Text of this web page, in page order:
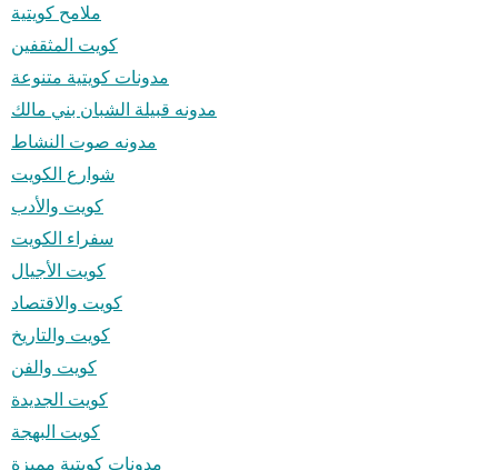
ملامح كويتية
كويت المثقفين
مدونات كويتية متنوعة
مدونه قبيلة الشبان بني مالك
مدونه صوت النشاط
شوارع الكويت
كويت والأدب
سفراء الكويت
كويت الأجيال
كويت والاقتصاد
كويت والتاريخ
كويت والفن
كويت الجديدة
كويت البهجة
مدونات كويتية مميزة